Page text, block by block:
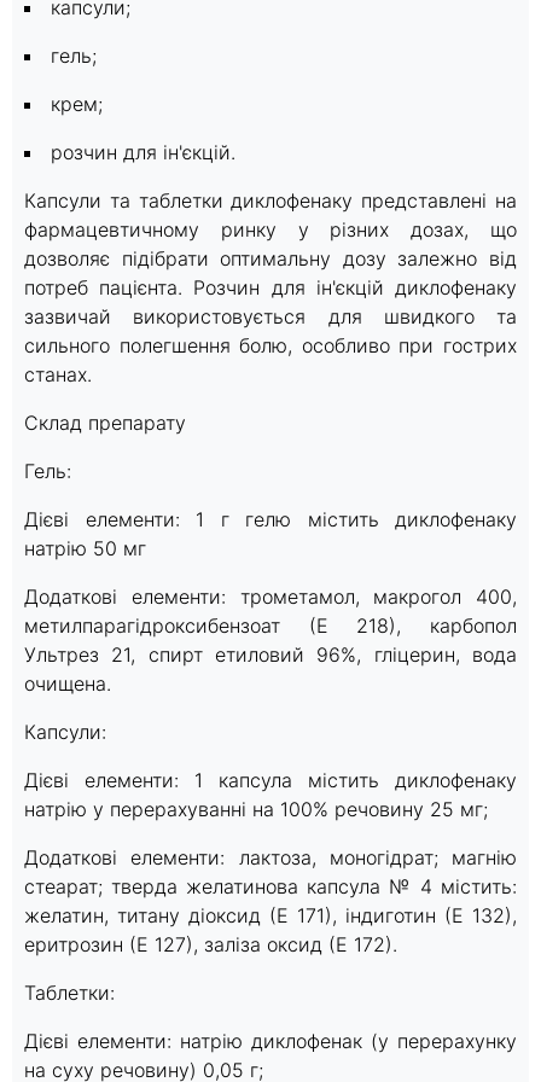
капсули;
гель;
крем;
розчин для ін'єкцій.
Капсули та таблетки диклофенаку представлені на
фармацевтичному ринку у різних дозах, що
дозволяє підібрати оптимальну дозу залежно від
потреб пацієнта. Розчин для ін'єкцій диклофенаку
зазвичай використовується для швидкого та
сильного полегшення болю, особливо при гострих
станах.
Склад препарату
Гель:
Дієві елементи: 1 г гелю містить диклофенаку
натрію 50 мг
Додаткові елементи: трометамол, макрогол 400,
метилпарагідроксибензоат (Е 218), карбопол
Ультрез 21, спирт етиловий 96%, гліцерин, вода
очищена.
Капсули:
Дієві елементи: 1 капсула містить диклофенаку
натрію у перерахуванні на 100% речовину 25 мг;
Додаткові елементи: лактоза, моногідрат; магнію
стеарат; тверда желатинова капсула № 4 містить:
желатин, титану діоксид (Е 171), індиготин (Е 132),
еритрозин (Е 127), заліза оксид (Е 172).
Таблетки:
Дієві елементи: натрію диклофенак (у перерахунку
на суху речовину) 0,05 г;